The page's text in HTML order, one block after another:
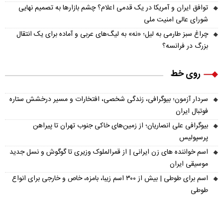
توافق ایران و آمریکا در یک قدمی اعلام؟ چشم بازارها به تصمیم نهایی
شورای عالی امنیت ملی
چراغ سبز طارمی به لیل؛ «نه» به لیگ‌های عربی و آماده برای یک انتقال
بزرگ در فرانسه؟
روی خط
سردار آزمون؛ بیوگرافی، زندگی شخصی، افتخارات و مسیر درخشش ستاره
فوتبال ایران
بیوگرافی علی انصاریان؛ از زمین‌های خاکی جنوب تهران تا پیراهن
پرسپولیس
اسم خواننده های زن ایرانی | از قمرالملوک وزیری تا گوگوش و نسل جدید
موسیقی ایران
اسم برای طوطی | بیش از ۳۰۰ اسم زیبا، بامزه، خاص و خارجی برای انواع
طوطی